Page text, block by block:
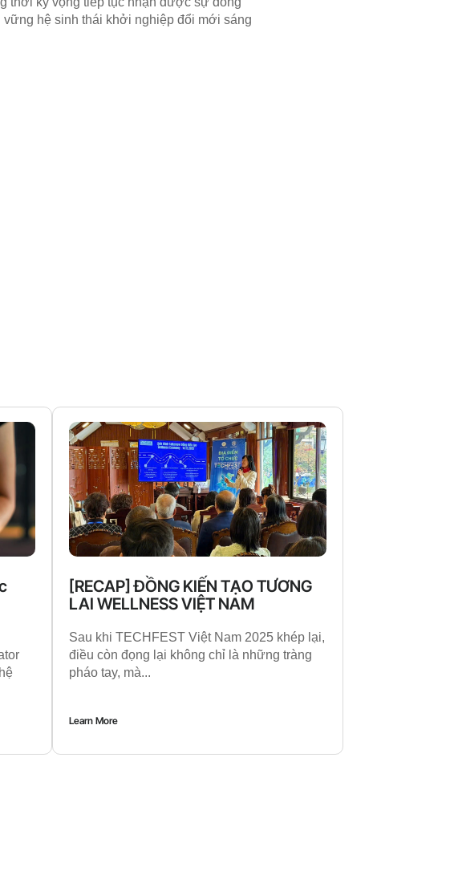
hệ sinh thái khởi nghiệp đổi mới sáng
[RECAP] ĐỒNG KIẾN TẠO TƯƠNG
LAI WELLNESS VIỆT NAM
Sau khi TECHFEST Việt Nam 2025 khép lại,
điều còn đọng lại không chỉ là những tràng
pháo tay, mà...
Learn More